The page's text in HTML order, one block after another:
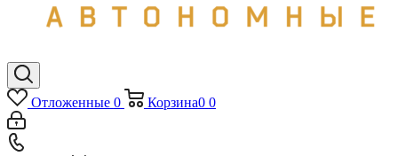
Отложенные 0 Корзина0 0